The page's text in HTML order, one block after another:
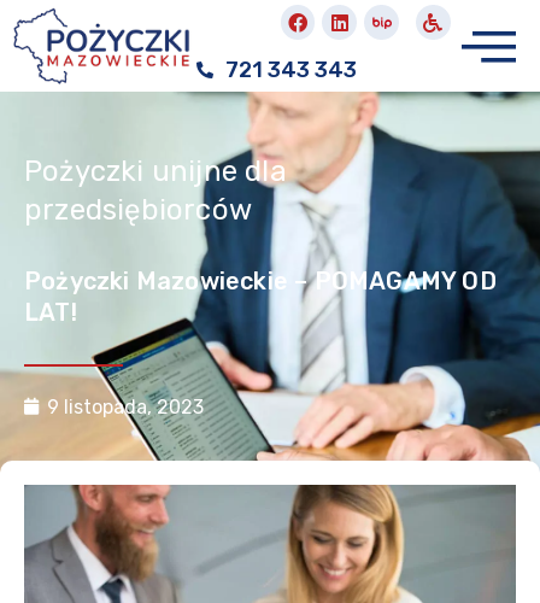
721 343 343
Pożyczki unijne dla
przedsiębiorców
Pożyczki Mazowieckie – POMAGAMY OD
LAT!
9 listopada, 2023